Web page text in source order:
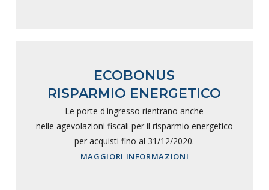
ECOBONUS
RISPARMIO ENERGETICO
Le porte d'ingresso rientrano anche
nelle agevolazioni fiscali per il risparmio energetico
per acquisti fino al 31/12/2020.
MAGGIORI INFORMAZIONI